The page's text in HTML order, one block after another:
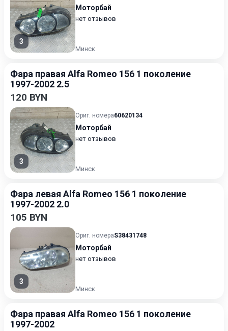
3
Моторбай
нет отзывов
Минск
Фара правая Alfa Romeo 156 1 поколение
1997-2002 2.5
120 BYN
3
Ориг. номера60620134
Моторбай
нет отзывов
Минск
Фара левая Alfa Romeo 156 1 поколение
1997-2002 2.0
105 BYN
3
Ориг. номераS38431748
Моторбай
нет отзывов
Минск
Фара правая Alfa Romeo 156 1 поколение
1997-2002